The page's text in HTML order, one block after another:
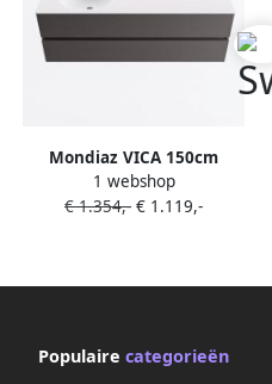
Mondiaz VICA 150cm
badmeubel onderkast Dark
Grey 2 lades. Wastafel
1 webshop
€ 1.354,- € 1.119,-
Populaire categorieën